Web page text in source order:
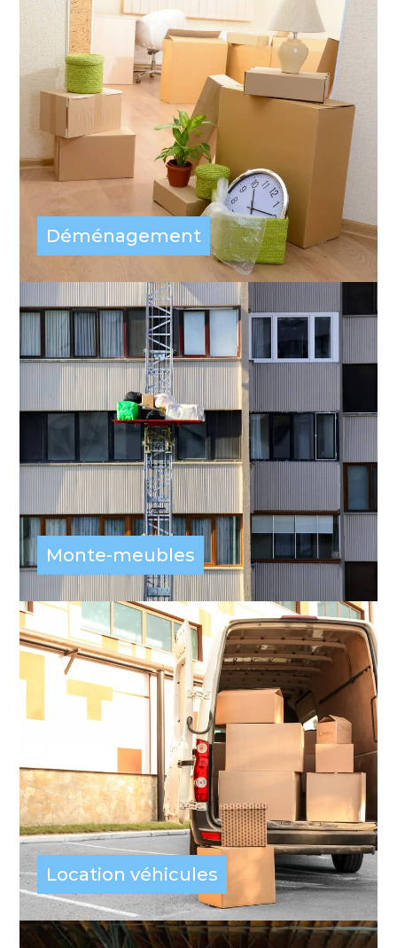
Déménagement
Monte-meubles
Location véhicules